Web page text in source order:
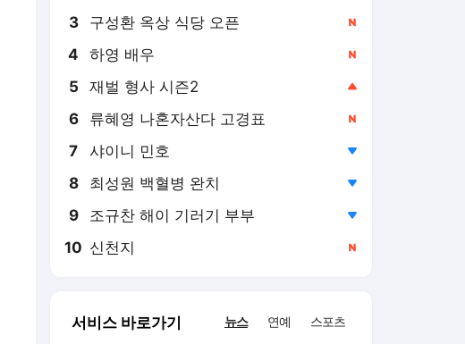
3 구성환 옥상 식당 오픈
4 하영 배우
5 재벌 형사 시즌2
6 류혜영 나혼자산다 고경표
7 샤이니 민호
8 최성원 백혈병 완치
9 조규찬 해이 기러기 부부
10 신천지
서비스 바로가기 뉴스 연예 스포츠